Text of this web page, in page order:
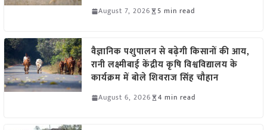
August 7, 2026 5 min read
वैज्ञानिक पशुपालन से बढ़ेगी किसानों की आय,
रानी लक्ष्मीबाई केंद्रीय कृषि विश्वविद्यालय के
कार्यक्रम में बोले शिवराज सिंह चौहान
August 6, 2026 4 min read